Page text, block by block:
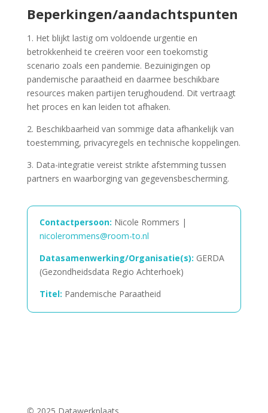
Beperkingen/aandachtspunten
1. Het blijkt lastig om voldoende urgentie en
betrokkenheid te creëren voor een toekomstig
scenario zoals een pandemie. Bezuinigingen op
pandemische paraatheid en daarmee beschikbare
resources maken partijen terughoudend. Dit vertraagt
het proces en kan leiden tot afhaken.
2. Beschikbaarheid van sommige data afhankelijk van
toestemming, privacyregels en technische koppelingen.
3. Data-integratie vereist strikte afstemming tussen
partners en waarborging van gegevensbescherming.
Contactpersoon: Nicole Rommers |
nicolerommens@room-to.nl
Datasamenwerking/Organisatie(s): GERDA
(Gezondheidsdata Regio Achterhoek)
Titel: Pandemische Paraatheid
© 2025 Datawerkplaats